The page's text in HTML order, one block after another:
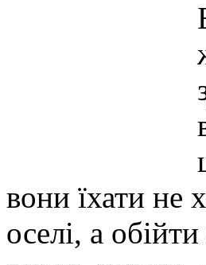
вони їхати не
оселі, а